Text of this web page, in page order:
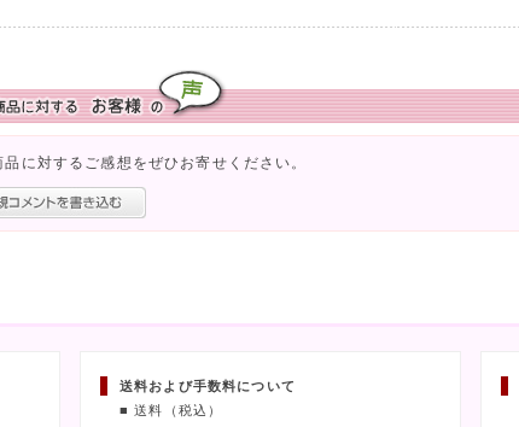
品に対するご感想をぜひお寄せください。
送料および手数料について
■ 送料（税込）